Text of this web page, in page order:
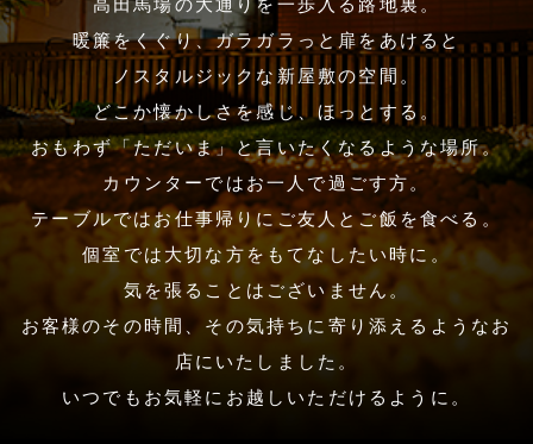
高田馬場の大通りを一歩入る路地裏。
暖簾をくぐり、ガラガラっと扉をあけると
ノスタルジックな新屋敷の空間。
どこか懐かしさを感じ、ほっとする。
おもわず「ただいま」と言いたくなるような場所。
カウンターではお一人で過ごす方。
テーブルではお仕事帰りにご友人とご飯を食べる。
個室では大切な方をもてなしたい時に。
気を張ることはございません。
お客様のその時間、その気持ちに寄り添えるようなお
店にいたしました。
いつでもお気軽にお越しいただけるように。